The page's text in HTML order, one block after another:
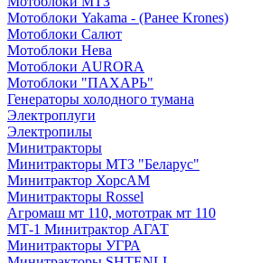
Мотоблоки Yakama - (Ранее Krones)
Мотоблоки Салют
Мотоблоки Нева
Мотоблоки AURORA
Мотоблоки "ПАХАРЬ"
Генераторы холодного тумана
Электроплуги
Электропилы
Минитракторы
Минитракторы МТЗ "Беларус"
Минитрактор ХорсАМ
Минитракторы Rossel
Агромаш мт 110, мототрак мт 110
МТ-1 Минитрактор АГАТ
Минитракторы УГРА